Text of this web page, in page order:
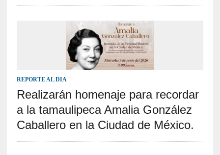
REPORTE AL DIA
Realizarán homenaje para recordar
a la tamaulipeca Amalia González
Caballero en la Ciudad de México.